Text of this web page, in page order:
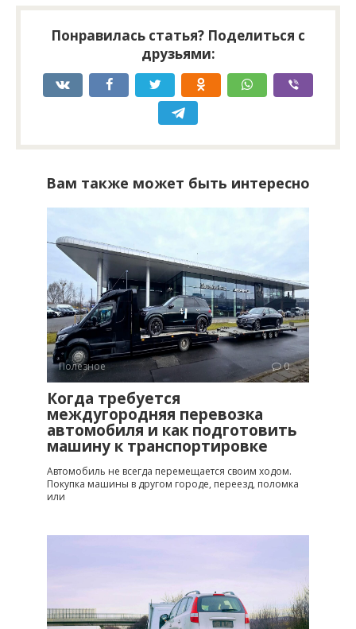
Понравилась статья? Поделиться с
друзьями:
Вам также может быть интересно
Полезное 0
Когда требуется
междугородняя перевозка
автомобиля и как подготовить
машину к транспортировке
Автомобиль не всегда перемещается своим ходом.
Покупка машины в другом городе, переезд, поломка
или